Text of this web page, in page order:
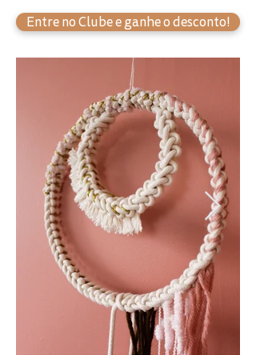
Entre no Clube e ganhe o desconto!